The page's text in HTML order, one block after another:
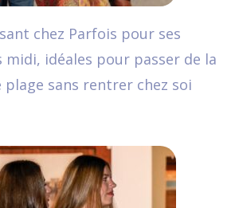
chez Parfois pour ses
midi, idéales pour passer de la
plage sans rentrer chez soi